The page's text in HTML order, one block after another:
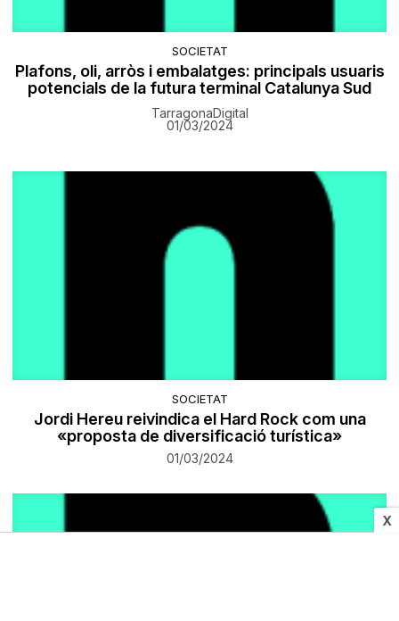
X
SOCIETAT
Plafons, oli, arròs i embalatges: principals usuaris
potencials de la futura terminal Catalunya Sud
TarragonaDigital
01/03/2024
SOCIETAT
Jordi Hereu reivindica el Hard Rock com una
«proposta de diversificació turística»
01/03/2024